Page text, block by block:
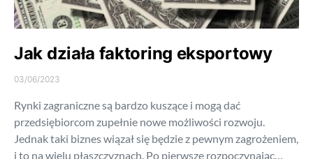
Jak działa faktoring eksportowy
03/06/2023
Rynki zagraniczne są bardzo kuszące i mogą dać
przedsiębiorcom zupełnie nowe możliwości rozwoju.
Jednak taki biznes wiązał się będzie z pewnym zagrożeniem,
i to na wielu płaszczyznach. Po pierwsze rozpoczynając…